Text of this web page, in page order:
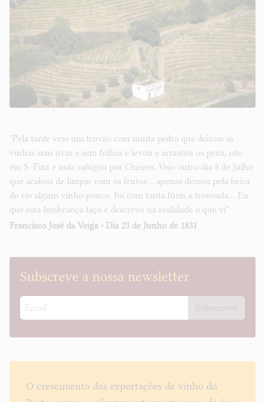
"Pela tarde veio um trovão com muita pedra que deixou as
vinhas sem uvas e sem folhas e levou e arrastou os pens, isto
em S. Finz e inda rabigou por Cheires. Veio outro dia 8 de Julho
que acabou de limpar com os frutos... apenas deixou pela beira
do rio algum vinho pouco, foi com tanta fúria a trovoada... Eu
que esta lembrança faço e descrevo na realidade o que vi"
Francisco José da Veiga - Dia 23 de Junho de 1831
Subscreve a nossa newsletter
O crescimento das exportações de vinho do